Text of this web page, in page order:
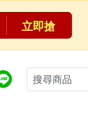
立即搶